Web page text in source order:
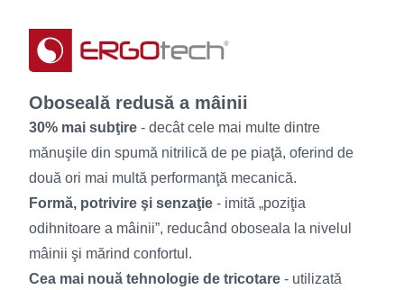
Oboseală redusă a mâinii
30% mai subţire - decât cele mai multe dintre
mănuşile din spumă nitrilică de pe piaţă, oferind de
două ori mai multă performanţă mecanică.
Formă, potrivire şi senzaţie - imită „poziţia
odihnitoare a mâinii”, reducând oboseala la nivelul
mâinii şi mărind confortul.
Cea mai nouă tehnologie de tricotare - utilizată